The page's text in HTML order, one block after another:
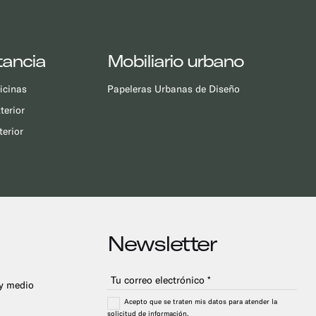
Mobiliario urbano
Papeleras Urbanas de Diseño
medio
Newsletter
Acepto que se traten mis datos para atender la
solicitud de información.